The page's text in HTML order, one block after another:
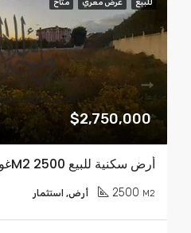
للبيع عرض مغري متاح
$2,750,000
أرض سكنية للبيع 2500 M2غوربنار USD 2,750,000
2500 M2 أرض, استثمار